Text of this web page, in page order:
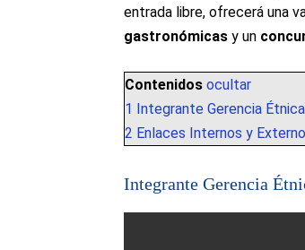
entrada libre, ofrecerá una
gastronómicas y un
Contenidos ocultar
1
Integrante Gerencia Étnica
2 Enlaces Internos y
Integrante Gerencia